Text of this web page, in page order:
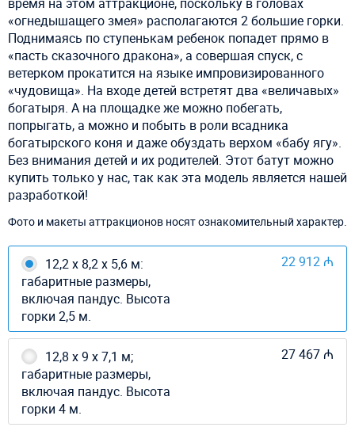
«огнедышащего змея» располагаются 2 большие горки.
Поднимаясь по ступенькам ребенок попадет прямо в
«пасть сказочного дракона», а совершая спуск, с
ветерком прокатится на языке импровизированного
«чудовища». На входе детей встретят два «величавых»
богатыря. А на площадке же можно побегать,
попрыгать, а можно и побыть в роли всадника
богатырского коня и даже обуздать верхом «бабу ягу».
Без внимания детей и их родителей. Этот батут можно
купить только у нас, так как эта модель является нашей
разработкой!
Фото и макеты аттракционов носят ознакомительный характер.
12,2 х 8,2 х 5,6 м:
габаритные размеры,
включая пандус. Высота
горки 2,5 м.
22 912 ₼
12,8 х 9 х 7,1 м;
габаритные размеры,
включая пандус. Высота
горки 4 м.
27 467 ₼